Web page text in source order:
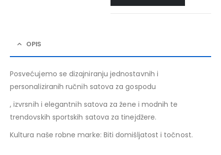
OPIS
Posvećujemo se dizajniranju jednostavnih i
personaliziranih ručnih satova za gospodu
, izvrsnih i elegantnih satova za žene i modnih te
trendovskih sportskih satova za tinejdžere.
Kultura naše robne marke: Biti domišljatost i točnost.